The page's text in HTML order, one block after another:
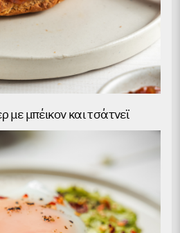
με μπέικον και τσάτνεϊ